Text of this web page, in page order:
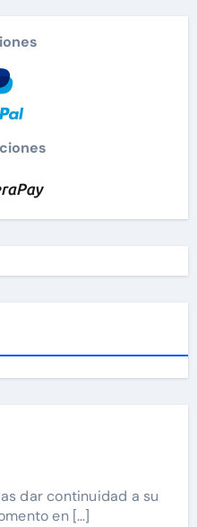
dar continuidad a su
en […]